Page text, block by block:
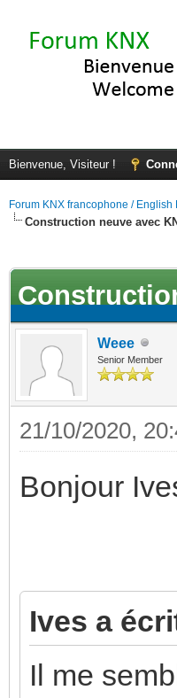
Bienvenue, Visiteur !
Forum KNX francophone / English
Construction neuve avec
Weee
Senior Member
21/10/2020,
Bonjour
Ives a
Il me